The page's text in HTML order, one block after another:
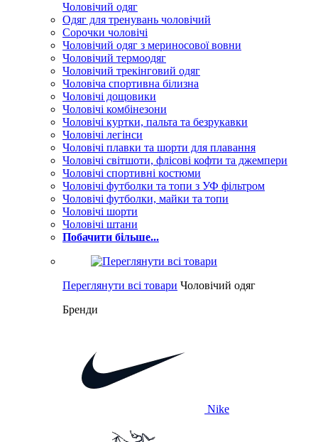
Чоловічий одяг
Одяг для тренувань чоловічий
Сорочки чоловічі
Чоловічий одяг з мериносової вовни
Чоловічий термоодяг
Чоловічий трекінговий одяг
Чоловіча спортивна білизна
Чоловічі дощовики
Чоловічі комбінезони
Чоловічі куртки, пальта та безрукавки
Чоловічі легінси
Чоловічі плавки та шорти для плавання
Чоловічі світшоти, флісові кофти та джемпери
Чоловічі спортивні костюми
Чоловічі футболки та топи з УФ фільтром
Чоловічі футболки, майки та топи
Чоловічі шорти
Чоловічі штани
Побачити більше...
Переглянути всі товари Чоловічий одяг
Бренди
Nike